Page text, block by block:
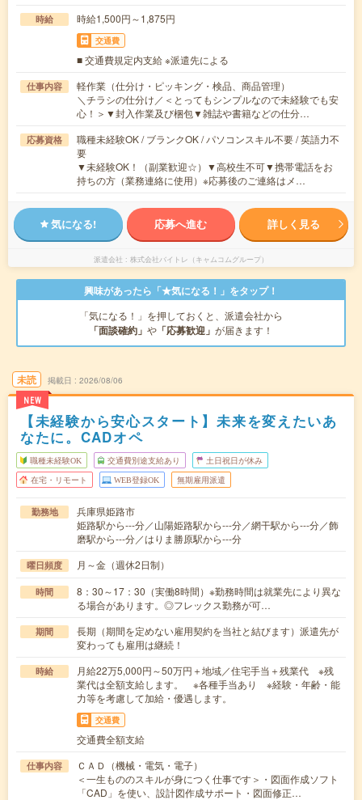
時給 時給1,500円～1,875円
交通費
■ 交通費規定内支給 ※派遣先による
仕事内容
軽作業（仕分け・ピッキング・検品、商品管理）
＼チラシの仕分け／＜とってもシンプルなので未経験でも安
心！＞▼封入作業及び梱包▼雑誌や書籍などの仕分…
応募資格
職種未経験OK / ブランクOK / パソコンスキル不要 / 英語力不
要
▼未経験OK！（副業歓迎☆）▼高校生不可▼携帯電話をお
持ちの方（業務連絡に使用）※応募後のご連絡はメ…
気になる! 応募へ進む 詳しく見る
派遣会社 株式会社バイトレ（キャムコムグループ）
興味があったら「★気になる！」をタップ！
「気になる！」を押しておくと、派遣会社から
「面談確約」 や 「応募歓迎」 が届きます！
未読
NEW
掲載日 2026/08/06
【未経験から安心スタート】未来を変えたいあ
なたに。CADオペ
職種未経験OK 交通費別途支給あり 土日祝日が休み
在宅・リモート WEB登録OK 無期雇用派遣
勤務地
兵庫県姫路市
姫路駅から---分／山陽姫路駅から---分／網干駅から---分／飾
磨駅から---分／はりま勝原駅から---分
曜日頻度 月～金（週休2日制）
時間
8：30～17：30（実働8時間）※勤務時間は就業先により異な
る場合があります。◎フレックス勤務が可…
期間
長期（期間を定めない雇用契約を当社と結びます）派遣先が
変わっても雇用は継続！
時給
月給22万5,000円～50万円＋地域／住宅手当＋残業代 ※残
業代は全額支給します。 ※各種手当あり ※経験・年齢・能
力等を考慮して加給・優遇します。
交通費
交通費全額支給
仕事内容
ＣＡＤ（機械・電気・電子）
＜一生もののスキルが身につく仕事です＞・図面作成ソフト
「CAD」を使い、設計図作成サポート・図面修正…